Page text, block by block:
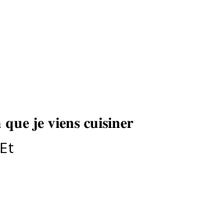
𝐣𝐞 𝐯𝐢𝐞𝐧𝐬 𝐜𝐮𝐢𝐬𝐢𝐧𝐞𝐫